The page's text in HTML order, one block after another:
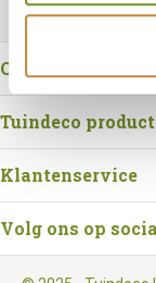
Over Tuindeco
Tuindeco
Klantenservice
Volg ons op